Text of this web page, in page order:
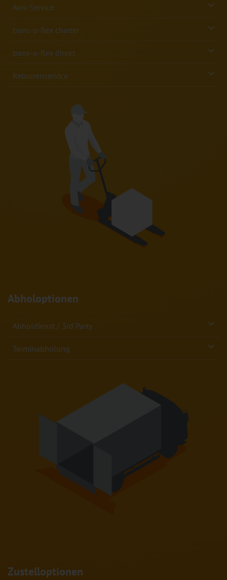
Avis-Service
trans-o-flex charter
trans-o-flex direkt
Retourenservice
Abholoptionen
Abholdienst / 3rd Party
Terminabholung
Zustelloptionen